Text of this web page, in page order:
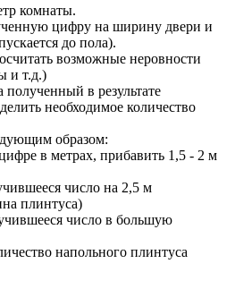
комнаты.
цифру на ширину двери и
до пола).
возможные неровности
и т.д.)
в результате
необходимое количество
образом:
в метрах, прибавить 1,5 - 2 м
число на 2,5 м
плинтуса)
число в большую
напольного плинтуса